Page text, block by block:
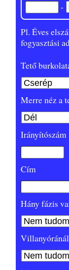
-
Pl. Éves
fogyasztási
Tető
Merre néz a
Irányítószám
Cím
Hány fázis